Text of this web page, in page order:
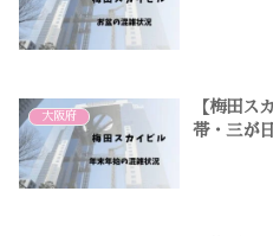
大阪府
【梅田ス
帯・三が